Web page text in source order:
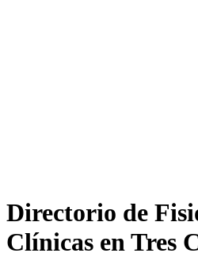
Directorio de
Clínicas en Tres